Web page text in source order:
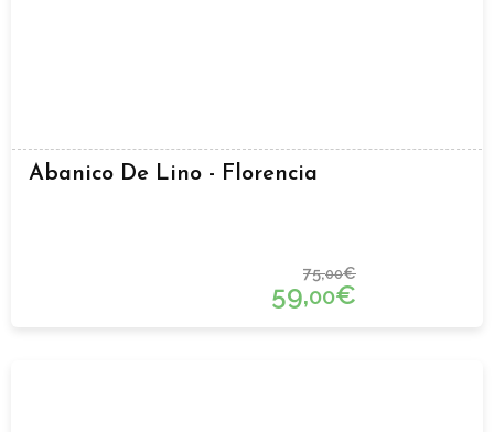
Abanico De Lino - Florencia
75,00€
59,00€